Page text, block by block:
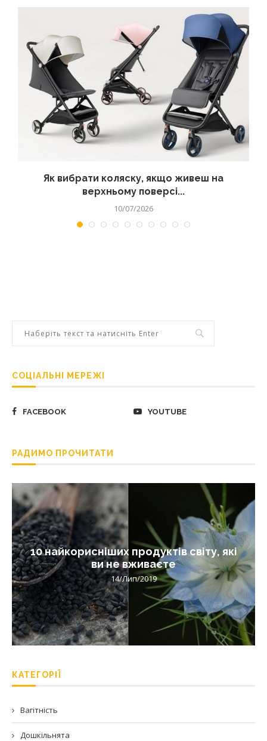
Як вибрати коляску, якщо живеш на
верхньому поверсі...
10/07/2026
СОЦІАЛЬНІ МЕРЕЖІ
FACEBOOK YOUTUBE
РАДИМО ПРОЧИТАТИ
10 найкорисніших продуктів світу, які
ви не вживаєте
14/Лип/2019
КАТЕГОРІЇ
Вагітність
Дошкільнята